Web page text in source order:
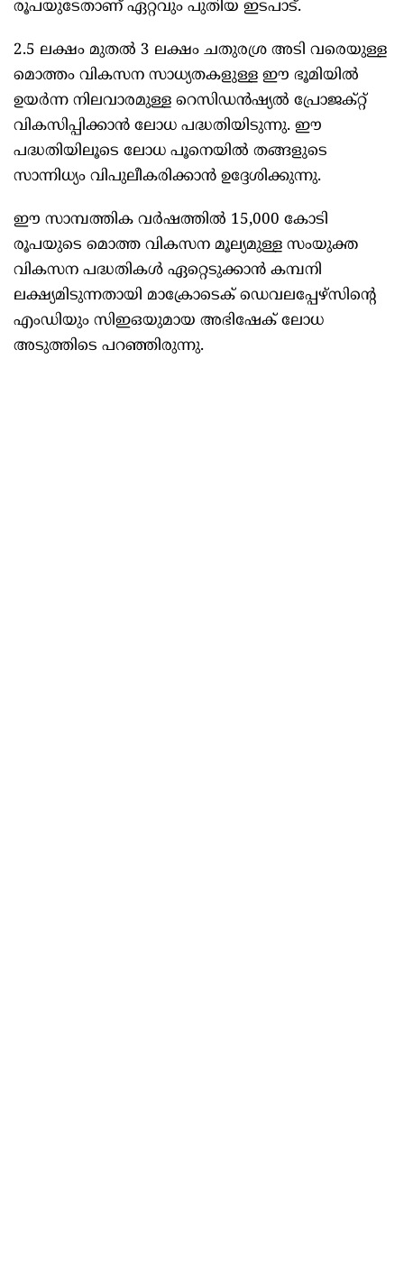
രൂപയുടേതാണ് ഏറ്റവും പുതിയ ഇടപാട്.
2.5 ലക്ഷം മുതൽ 3 ലക്ഷം ചതുരശ്ര അടി വരെയുള്ള
മൊത്തം വികസന സാധ്യതകളുള്ള ഈ ഭൂമിയിൽ
ഉയർന്ന നിലവാരമുള്ള റെസിഡൻഷ്യൽ പ്രോജക്റ്റ്
വികസിപ്പിക്കാൻ ലോധ പദ്ധതിയിടുന്നു. ഈ
പദ്ധതിയിലൂടെ ലോധ പൂനെയിൽ തങ്ങളുടെ
സാന്നിധ്യം വിപുലീകരിക്കാൻ ഉദ്ദേശിക്കുന്നു.
ഈ സാമ്പത്തിക വർഷത്തിൽ 15,000 കോടി
രൂപയുടെ മൊത്ത വികസന മൂല്യമുള്ള സംയുക്ത
വികസന പദ്ധതികൾ ഏറ്റെടുക്കാൻ കമ്പനി
ലക്ഷ്യമിടുന്നതായി മാക്രോടെക് ഡെവലപ്പേഴ്‌സിന്റെ
എംഡിയും സിഇഒയുമായ അഭിഷേക് ലോധ
അടുത്തിടെ പറഞ്ഞിരുന്നു.